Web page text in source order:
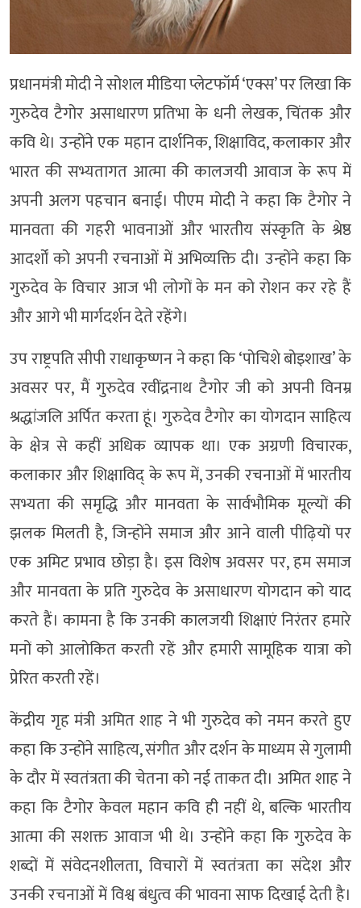
प्रधानमंत्री मोदी ने सोशल मीडिया प्लेटफॉर्म ‘एक्स’ पर लिखा कि
गुरुदेव टैगोर असाधारण प्रतिभा के धनी लेखक, चिंतक और
कवि थे। उन्होंने एक महान दार्शनिक, शिक्षाविद, कलाकार और
भारत की सभ्यतागत आत्मा की कालजयी आवाज के रूप में
अपनी अलग पहचान बनाई। पीएम मोदी ने कहा कि टैगोर ने
मानवता की गहरी भावनाओं और भारतीय संस्कृति के श्रेष्ठ
आदर्शों को अपनी रचनाओं में अभिव्यक्ति दी। उन्होंने कहा कि
गुरुदेव के विचार आज भी लोगों के मन को रोशन कर रहे हैं
और आगे भी मार्गदर्शन देते रहेंगे।
उप राष्ट्रपति सीपी राधाकृष्णन ने कहा कि ‘पोचिशे बोइशाख’ के
अवसर पर, मैं गुरुदेव रवींद्रनाथ टैगोर जी को अपनी विनम्र
श्रद्धांजलि अर्पित करता हूं। गुरुदेव टैगोर का योगदान साहित्य
के क्षेत्र से कहीं अधिक व्यापक था। एक अग्रणी विचारक,
कलाकार और शिक्षाविद् के रूप में, उनकी रचनाओं में भारतीय
सभ्यता की समृद्धि और मानवता के सार्वभौमिक मूल्यों की
झलक मिलती है, जिन्होंने समाज और आने वाली पीढ़ियों पर
एक अमिट प्रभाव छोड़ा है। इस विशेष अवसर पर, हम समाज
और मानवता के प्रति गुरुदेव के असाधारण योगदान को याद
करते हैं। कामना है कि उनकी कालजयी शिक्षाएं निरंतर हमारे
मनों को आलोकित करती रहें और हमारी सामूहिक यात्रा को
प्रेरित करती रहें।
केंद्रीय गृह मंत्री अमित शाह ने भी गुरुदेव को नमन करते हुए
कहा कि उन्होंने साहित्य, संगीत और दर्शन के माध्यम से गुलामी
के दौर में स्वतंत्रता की चेतना को नई ताकत दी। अमित शाह ने
कहा कि टैगोर केवल महान कवि ही नहीं थे, बल्कि भारतीय
आत्मा की सशक्त आवाज भी थे। उन्होंने कहा कि गुरुदेव के
शब्दों में संवेदनशीलता, विचारों में स्वतंत्रता का संदेश और
उनकी रचनाओं में विश्व बंधुत्व की भावना साफ दिखाई देती है।